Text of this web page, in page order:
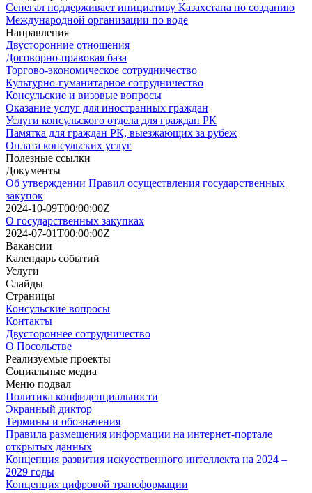
Сенегал поддерживает инициативу Казахстана по созданию
Международной организации по воде
Направления
Двусторонние отношения
Договорно-правовая база
Торгово-экономическое сотрудничество
Культурно-гуманитарное сотрудничество
Консульские и визовые вопросы
Оказание услуг для иностранных граждан
Услуги консульского отдела для граждан РК
Памятка для граждан РК, выезжающих за рубеж
Оплата консульских услуг
Полезные ссылки
Документы
Об утверждении Правил осуществления государственных
закупок
2024-10-09T00:00:00Z
О государственных закупках
2024-07-01T00:00:00Z
Вакансии
Календарь событий
Услуги
Слайды
Страницы
Консульские вопросы
Контакты
Двустороннее сотрудничество
О Посольстве
Реализуемые проекты
Социальные медиа
Меню подвал
Политика конфиденциальности
Экранный диктор
Термины и обозначения
Правила размещения информации на интернет-портале
открытых данных
Концепция развития искусственного интеллекта на 2024 –
2029 годы
Концепция цифровой трансформации